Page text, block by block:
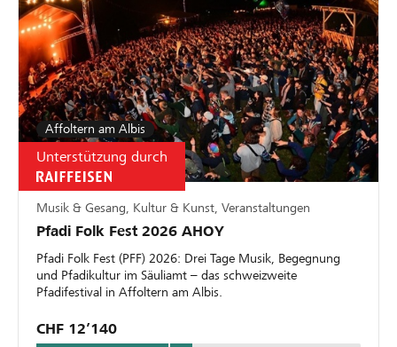
Affoltern am Albis
Unterstützung durch
Musik & Gesang, Kultur & Kunst, Veranstaltungen
Pfadi Folk Fest 2026 AHOY
Pfadi Folk Fest (PFF) 2026: Drei Tage Musik, Begegnung
und Pfadikultur im Säuliamt – das schweizweite
Pfadifestival in Affoltern am Albis.
CHF 12’140